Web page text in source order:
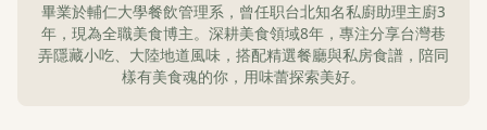
畢業於輔仁大學餐飲管理系，曾任职台北知名私廚助理主廚3
年，現為全職美食博主。深耕美食領域8年，專注分享台灣巷
弄隱藏小吃、大陸地道風味，搭配精選餐廳與私房食譜，陪同
樣有美食魂的你，用味蕾探索美好。